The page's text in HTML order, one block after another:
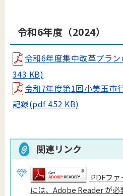
令和6年度（2024）
令和6年度集中改革プラ
343 KB)
令和7年度第1回小美玉市
記録(pdf 452 KB)
関連リンク
PDFフ
には、Adobe Reader が